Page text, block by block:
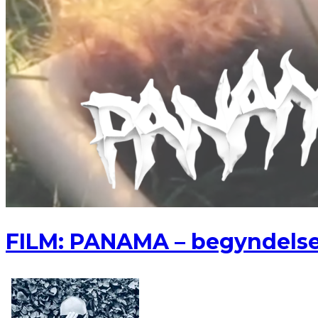
FILM: PANAMA –